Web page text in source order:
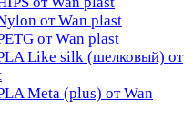
от Wan plast
от Wan plast
Like silk (шелковый) от
Meta (plus) от Wan